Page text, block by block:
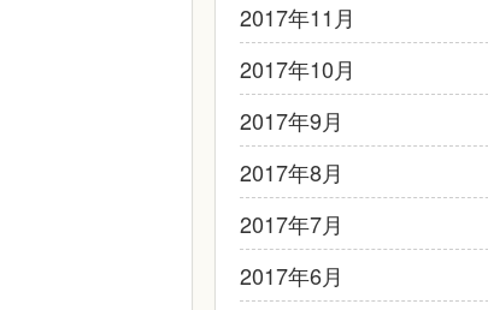
2017年11月
2017年10月
2017年9月
2017年8月
2017年7月
2017年6月